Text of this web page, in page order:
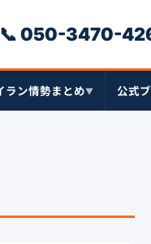
📞 050-3470-
ラン情勢まとめ▼ 公式